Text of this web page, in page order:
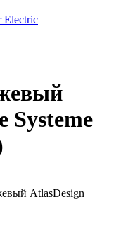
Electric
Systeme